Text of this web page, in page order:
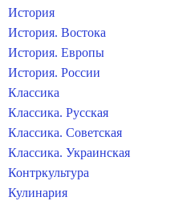
История
История. Востока
История. Европы
История. России
Классика
Классика. Русская
Классика. Советская
Классика. Украинская
Контркультура
Кулинария